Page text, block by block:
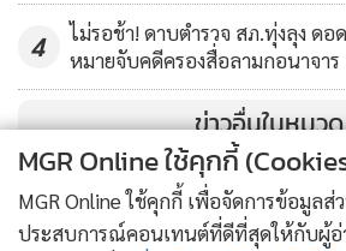
4
ไม่รอช้า! ดาบตำรวจ สภ.ทุ่งลุง ด
หมายจับคดีครองสื่อลามกอนาจาร
ข่าวอื่นในหมวด
MGR Online ใช้คุกกี้
MGR Online ใช้คุกกี้ เพื่อจัดการข้อมูล
ประสบการณ์คอนเทนต์ที่ดีที่สุดให้กับผู้อ่